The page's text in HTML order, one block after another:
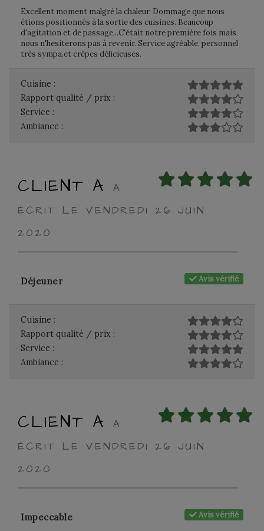
Excellent moment malgré la chaleur. Dommage que nous
étions positionnés à la sortie des cuisines. Beaucoup
d'agitation et de passage...C'était notre première fois mais
nous n'hesiterons pas à revenir. Service agréable, personnel
très sympa.et crêpes délicieuses.
Cuisine :
Rapport qualité / prix :
Service :
Ambiance :
CLIENT A
A
ÉCRIT LE VENDREDI 26 JUIN
2020
Avis vérifié
Déjeuner
Cuisine :
Rapport qualité / prix :
Service :
Ambiance :
CLIENT A
A
ÉCRIT LE VENDREDI 26 JUIN
2020
Avis vérifié
Impeccable